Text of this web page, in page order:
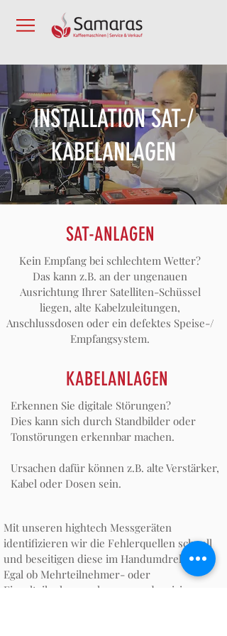
INSTALLATION SAT-/
KABELANLAGEN
SAT-ANLAGEN
Kein Empfang bei schlechtem Wetter?
Das kann z.B. an der ungenauen
Ausrichtung Ihrer Satelliten-Schüssel
liegen, alte Kabelzuleitungen,
Anschlussdosen oder ein defektes Speise-/
Empfangsystem.
KABELANLAGEN
Erkennen Sie digitale Störungen?
Dies kann sich durch Standbilder oder
Tonstörungen erkennbar machen.
Ursachen dafür können z.B. alte Verstärker,
Kabel oder Dosen sein.
Mit unseren hightech Messgeräten
identifizieren wir die Fehlerquellen schnell
und beseitigen diese im Handumdrehen.
Egal ob Mehrteilnehmer- oder
Einzelteilnehmeranlagen - modernisieren